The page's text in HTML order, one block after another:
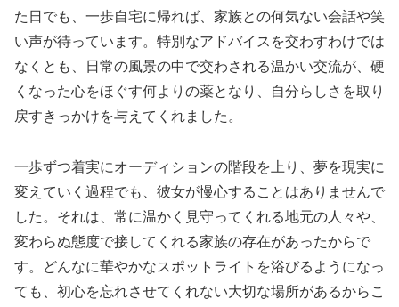
た日でも、一歩自宅に帰れば、家族との何気ない会話や笑
い声が待っています。特別なアドバイスを交わすわけでは
なくとも、日常の風景の中で交わされる温かい交流が、硬
くなった心をほぐす何よりの薬となり、自分らしさを取り
戻すきっかけを与えてくれました。
一歩ずつ着実にオーディションの階段を上り、夢を現実に
変えていく過程でも、彼女が慢心することはありませんで
した。それは、常に温かく見守ってくれる地元の人々や、
変わらぬ態度で接してくれる家族の存在があったからで
す。どんなに華やかなスポットライトを浴びるようになっ
ても、初心を忘れさせてくれない大切な場所があるからこ